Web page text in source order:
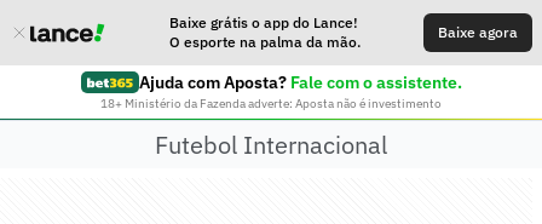
Baixe grátis o app do Lance!
O esporte na palma da mão.
Baixe agora
Ajuda com Aposta? Fale com o assistente.
18+ Ministério da Fazenda adverte: Aposta não é investimento
Futebol Internacional